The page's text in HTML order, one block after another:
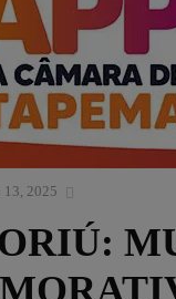
13, 2025